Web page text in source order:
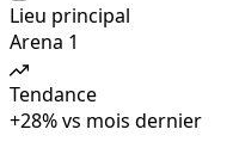
Lieu principal
Arena 1
Tendance
+28%vs mois dernier